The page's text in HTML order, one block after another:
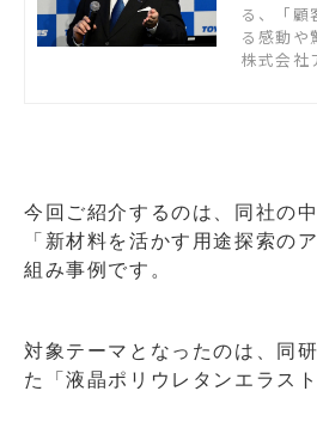
y」は
たか
る、「顧
る感動や
FD-TRIZ
株式会社
今回ご紹介するのは、同社の
「新材料を活かす用途探索の
組み事例です。
対象テーマとなったのは、同
た「液晶ポリウレタンエラスト